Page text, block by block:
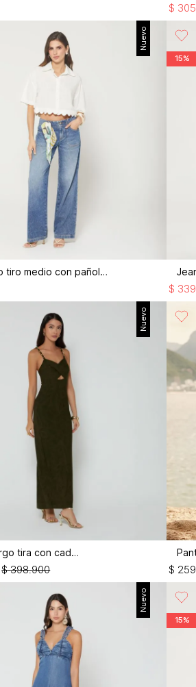
$ 305
Nuevo
Jean recto tiro medio con pañoleta
15%
$ 339
Nuevo
Vestido largo tira con cadena
$ 398.900 $ 259
Nuevo
15%